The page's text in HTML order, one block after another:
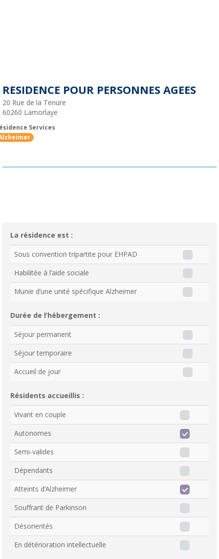
RESIDENCE POUR PERSONNES AGEES
20 Rue de la Tenure
60260 Lamorlaye
Services
La résidence est :
Sous convention tripartite pour EHPAD
Habilitée à l’aide sociale
Munie d’une unité spécifique Alzheimer
Durée de l’hébergement :
Séjour permanent
Séjour temporaire
Accueil de jour
Résidents accueillis :
Vivant en couple
Autonomes
Semi-valides
Dépendants
Atteints d’Alzheimer
Souffrant de Parkinson
Désorientés
En détérioration intellectuelle